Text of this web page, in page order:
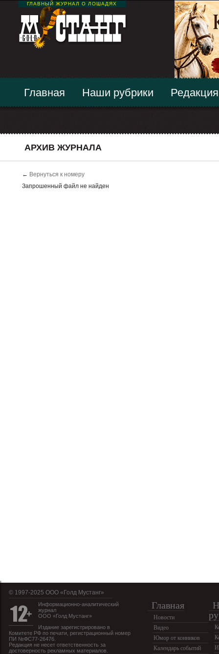
ГЛАВНЫЙ ЖУРНАЛ О ЛОШАДЯХ
Главная Наши рубрики Редакция
АРХИВ ЖУРНАЛА
← Вернуться к номеру
Запрошенный файл не найден
© 1997-2025 OOO «Голд Мустанг»
Информационно-аналитический
журнал
ООО «Голд Мустанг»
Издание зарегистрировано в
Комитете РФ по печати, регистрационный номер
ПИ №ФС77-26476.
Редакция не несет ответственность за
достоверность рекламных материалов.
Главная
Новости
Видео
Юмор от конников
Календарь событий